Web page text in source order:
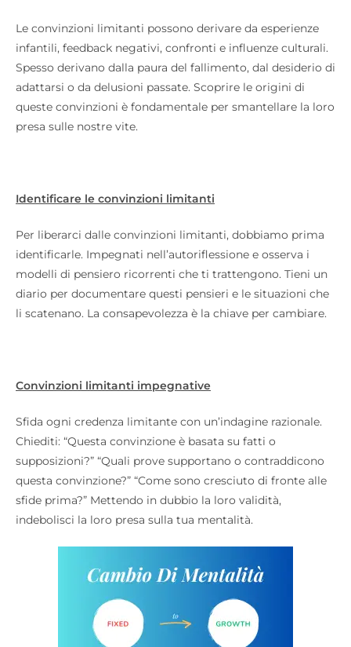
Le convinzioni limitanti possono derivare da esperienze
infantili, feedback negativi, confronti e influenze culturali.
Spesso derivano dalla paura del fallimento, dal desiderio di
adattarsi o da delusioni passate. Scoprire le origini di
queste convinzioni è fondamentale per smantellare la loro
presa sulle nostre vite.
Identificare le convinzioni limitanti
Per liberarci dalle convinzioni limitanti, dobbiamo prima
identificarle. Impegnati nell’autoriflessione e osserva i
modelli di pensiero ricorrenti che ti trattengono. Tieni un
diario per documentare questi pensieri e le situazioni che
li scatenano. La consapevolezza è la chiave per cambiare.
Convinzioni limitanti impegnative
Sfida ogni credenza limitante con un’indagine razionale.
Chiediti: “Questa convinzione è basata su fatti o
supposizioni?” “Quali prove supportano o contraddicono
questa convinzione?” “Come sono cresciuto di fronte alle
sfide prima?” Mettendo in dubbio la loro validità,
indebolisci la loro presa sulla tua mentalità.